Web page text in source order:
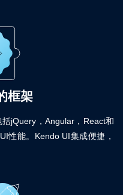
框架
jQuery，Angular，React和
性能。Kendo UI集成便捷，